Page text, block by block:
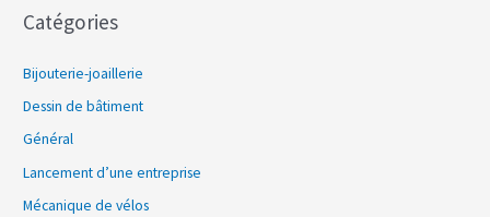
Catégories
Bijouterie-joaillerie
Dessin de bâtiment
Général
Lancement d’une entreprise
Mécanique de vélos